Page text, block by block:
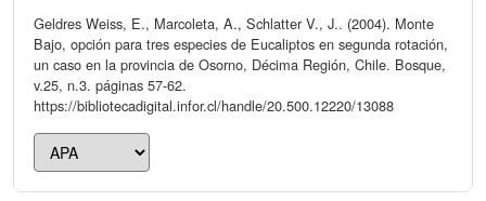
Geldres Weiss, E., Marcoleta, A., Schlatter V., J.. (2004). Monte
Bajo, opción para tres especies de Eucaliptos en segunda rotación,
un caso en la provincia de Osorno, Décima Región, Chile. Bosque,
v.25, n.3. páginas 57-62.
https://bibliotecadigital.infor.cl/handle/20.500.12220/13088